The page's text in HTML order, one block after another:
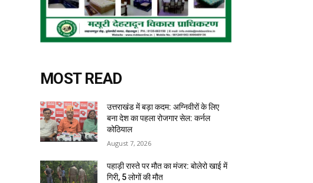
MOST READ
उत्तराखंड में बड़ा कदम: अग्निवीरों के लिए
बना देश का पहला रोजगार सेल: कर्नल
कोठियाल
August 7, 2026
पहाड़ी रास्ते पर मौत का मंजर: बोलेरो खाई में
गिरी, 5 लोगों की मौत